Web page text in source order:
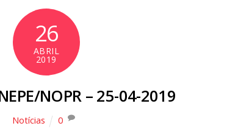
26
ABRIL
2019
NOPR – 25-04-2019
Notícias 0